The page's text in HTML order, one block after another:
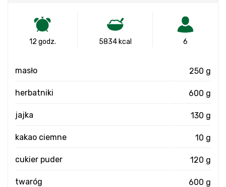
12 godz. 5834 kcal 6
masło 250 g
herbatniki 600 g
jajka 130 g
kakao ciemne 10 g
cukier puder 120 g
twaróg 600 g